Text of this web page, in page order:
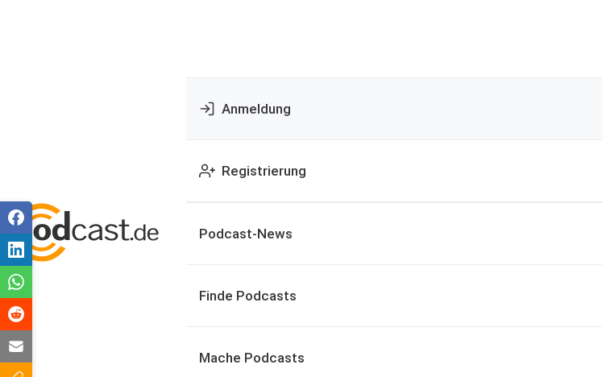
Anmeldung
Registrierung
Podcast-News
Finde Podcasts
Mache Podcasts